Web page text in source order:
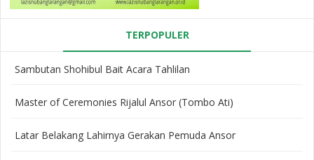
TERPOPULER
Sambutan Shohibul Bait Acara Tahlilan
Master of Ceremonies Rijalul Ansor (Tombo Ati)
Latar Belakang Lahirnya Gerakan Pemuda Ansor